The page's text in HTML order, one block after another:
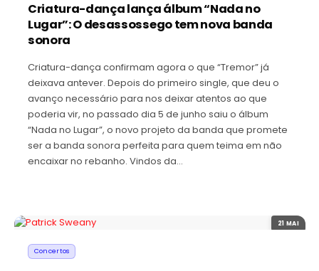
Criatura-dança lança álbum “Nada no
Lugar”: O desassossego tem nova banda
sonora
Criatura-dança confirmam agora o que “Tremor” já
deixava antever. Depois do primeiro single, que deu o
avanço necessário para nos deixar atentos ao que
poderia vir, no passado dia 5 de junho saiu o álbum
“Nada no Lugar”, o novo projeto da banda que promete
ser a banda sonora perfeita para quem teima em não
encaixar no rebanho. Vindos da…
21 MAI
Concertos